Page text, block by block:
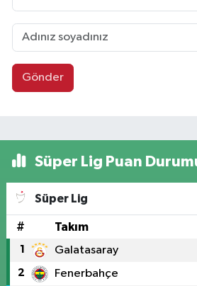
Gönder
Süper Lig Puan
Süper Lig
# Takım
1 Galatasaray
2 Fenerbahçe